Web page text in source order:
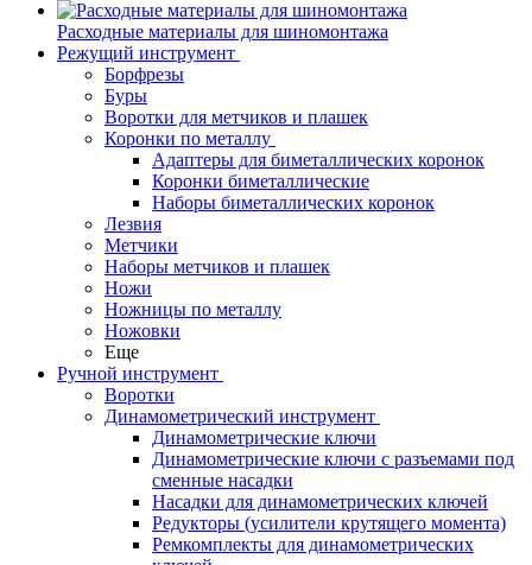
Расходные материалы для шиномонтажа
Режущий инструмент
Борфрезы
Буры
Воротки для метчиков и плашек
Коронки по металлу
Адаптеры для биметаллических коронок
Коронки биметаллические
Наборы биметаллических коронок
Лезвия
Метчики
Наборы метчиков и плашек
Ножи
Ножницы по металлу
Ножовки
Еще
Ручной инструмент
Воротки
Динамометрический инструмент
Динамометрические ключи
Динамометрические ключи с разъемами под
сменные насадки
Насадки для динамометрических ключей
Редукторы (усилители крутящего момента)
Ремкомплекты для динамометрических